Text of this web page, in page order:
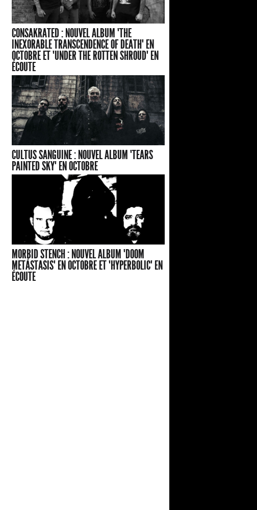
CONSAKRATED : NOUVEL ALBUM "THE
INEXORABLE TRANSCENDENCE OF DEATH" EN
OCTOBRE ET "UNDER THE ROTTEN SHROUD" EN
ÉCOUTE
CULTUS SANGUINE : NOUVEL ALBUM "TEARS
PAINTED SKY" EN OCTOBRE
MORBID STENCH : NOUVEL ALBUM "DOOM
METÁSTASIS" EN OCTOBRE ET "HYPERBOLIC" EN
ÉCOUTE